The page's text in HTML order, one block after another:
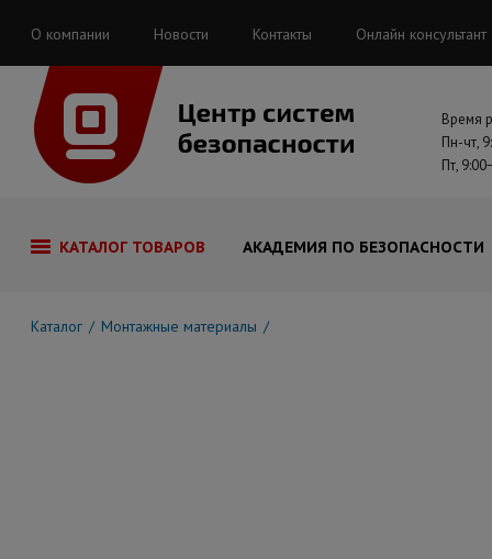
О компании Новости Контакты Онлайн консультант
Время
Пн-чт,
Пт,
КАТАЛОГ ТОВАРОВ АКАДЕМИЯ ПО БЕЗОПАСНОСТИ
Каталог Монтажные материалы